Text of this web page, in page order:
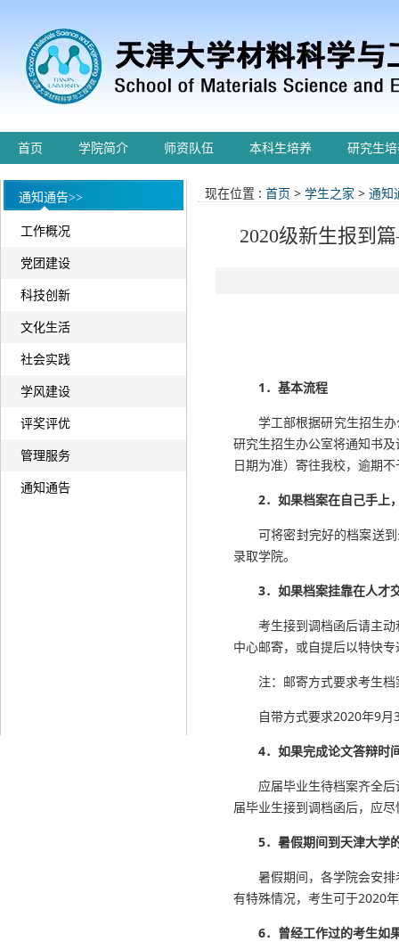
首页 学院简介 师资队伍 本科生培养 研究生
通知通告>>
工作概况
党团建设
科技创新
文化生活
社会实践
学风建设
评奖评优
管理服务
通知通告
现在位置 : 首页 > 学生之家 > 通知
2020级新生报到
1．基本流程
学工部根据研究生招生
研究生招生办公室将通知书
日期为准）寄往我校，逾期
2．如果档案在自己手上
可将密封完好的档案送
录取学院。
3．如果档案挂靠在人才
考生接到调档函后请主
中心邮寄，或自提后以特快
注：邮寄方式要求考生
自带方式要求2020年9
4．如果完成论文答辩时
应届毕业生待档案齐全
届毕业生接到调档函后，应
5．暑假期间到天津大学
暑假期间，各学院会安
有特殊情况，考生可于2020
6．曾经工作过的考生如